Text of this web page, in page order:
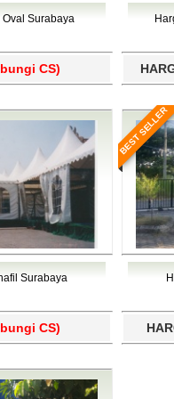
Yahukimo,
Oval Surabaya
CS)
Surabaya
CS)
BEST SELLER